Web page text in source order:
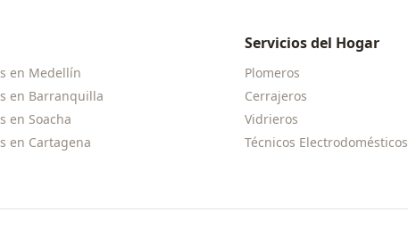
en Medellín
en Barranquilla
en Soacha
en Cartagena
Servicios del Hogar
Plomeros
Cerrajeros
Vidrieros
Técnicos Electrodomésticos